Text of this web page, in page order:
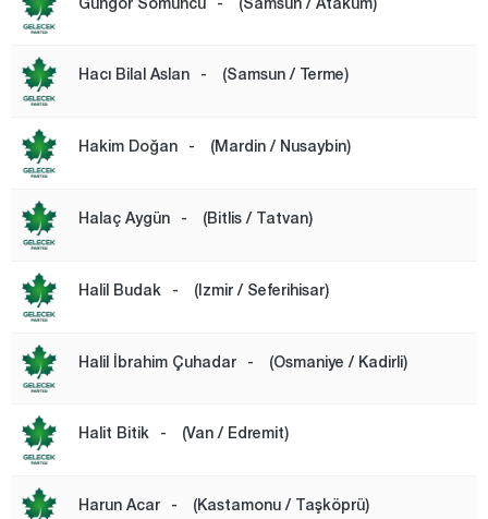
Niğde
Ordu
Osmaniye
Rize
Samsun
Siirt
Sinop
Şırnak
Sivas
Tekirdağ
Tokat
Hacı Bilal Aslan - (Samsun / Terme)
Hakim Doğan - (Mardin / Nusaybin)
Halaç Aygün - (Bitlis / Tatvan)
Halil Budak - (Izmir / Seferihisar)
Halil İbrahim Çuhadar - (Osmaniye / Kadirli)
Halit Bitik - (Van / Edremit)
Harun Acar - (Kastamonu / Taşköprü)